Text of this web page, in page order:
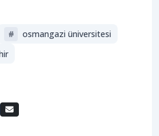
#
osmangazi üniversitesi